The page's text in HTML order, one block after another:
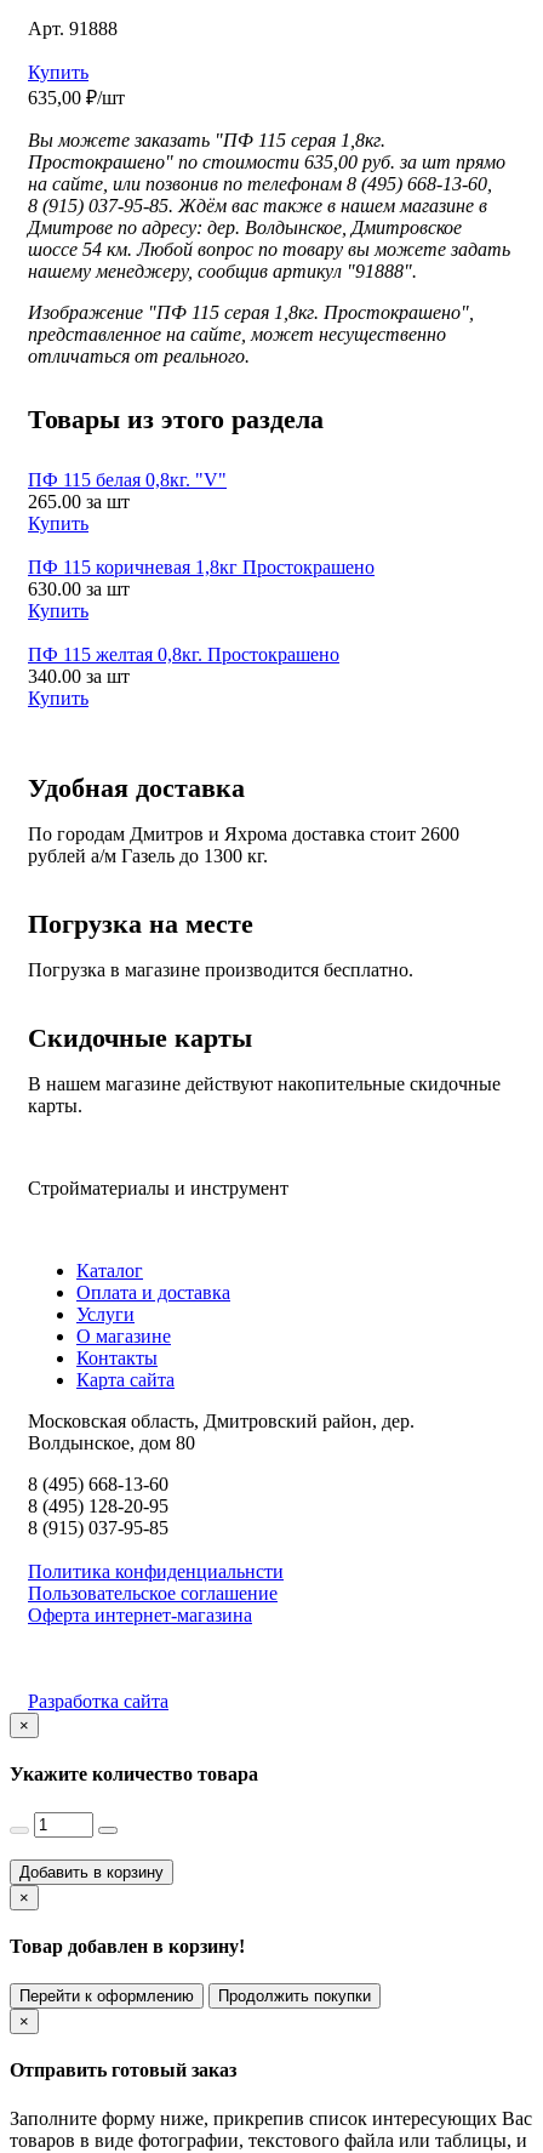
Арт. 91888
Купить
635,00 ₽/шт
Вы можете заказать "ПФ 115 серая 1,8кг.
Простокрашено" по стоимости 635,00 руб. за шт прямо
на сайте, или позвонив по телефонам 8 (495) 668-13-60,
8 (915) 037-95-85. Ждём вас также в нашем магазине в
Дмитрове по адресу: дер. Волдынское, Дмитровское
шоссе 54 км. Любой вопрос по товару вы можете задать
нашему менеджеру, сообщив артикул "91888".
Изображение "ПФ 115 серая 1,8кг. Простокрашено",
представленное на сайте, может несущественно
отличаться от реального.
Товары из этого раздела
ПФ 115 белая 0,8кг. "V"
265.00 за шт
Купить
ПФ 115 коричневая 1,8кг Простокрашено
630.00 за шт
Купить
ПФ 115 желтая 0,8кг. Простокрашено
340.00 за шт
Купить
Удобная доставка
По городам Дмитров и Яхрома доставка стоит 2600
рублей а/м Газель до 1300 кг.
Погрузка на месте
Погрузка в магазине производится бесплатно.
Скидочные карты
В нашем магазине действуют накопительные скидочные
карты.
Стройматериалы и инструмент
Каталог
Оплата и доставка
Услуги
О магазине
Контакты
Карта сайта
Московская область, Дмитровский район, дер.
Волдынское, дом 80
8 (495) 668-13-60
8 (495) 128-20-95
8 (915) 037-95-85
Политика конфиденциальнсти
Пользовательское соглашение
Оферта интернет-магазина
Разработка сайта
×
Укажите количество товара
Добавить в корзину
×
Товар добавлен в корзину!
Перейти к оформлению
Продолжить покупки
×
Отправить готовый заказ
Заполните форму ниже, прикрепив список интересующих Вас
товаров в виде фотографии, текстового файла или таблицы, и